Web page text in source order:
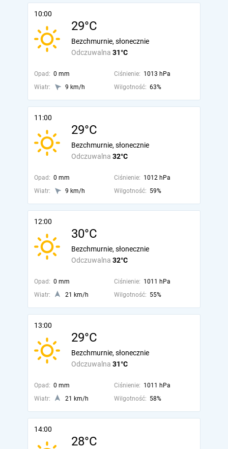
10:00
29°C
Odczuwalna 31°C
Bezchmurnie, słonecznie
Opad: 0 mm Ciśnienie: 1013 hPa
Wiatr:
9 km/h Wilgotność: 63%
11:00
29°C
Odczuwalna 32°C
Bezchmurnie, słonecznie
Opad: 0 mm Ciśnienie: 1012 hPa
Wiatr:
9 km/h Wilgotność: 59%
12:00
30°C
Odczuwalna 32°C
Bezchmurnie, słonecznie
Opad: 0 mm Ciśnienie: 1011 hPa
Wiatr:
21 km/h Wilgotność: 55%
13:00
29°C
Odczuwalna 31°C
Bezchmurnie, słonecznie
Opad: 0 mm Ciśnienie: 1011 hPa
Wiatr:
21 km/h Wilgotność: 58%
14:00
28°C